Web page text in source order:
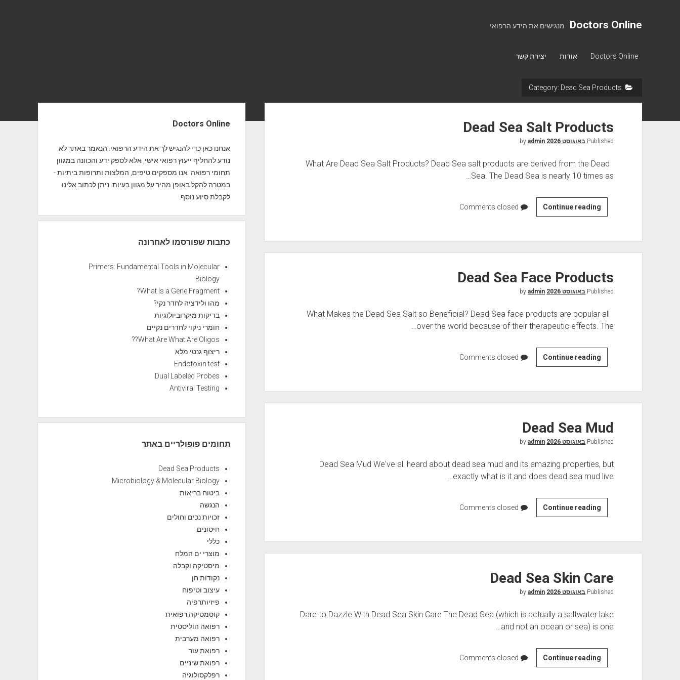
Doctors Online מנגישים את הידע הרפואי
Doctors Online אודות יצירת קשר
Dead Sea Products
Dead Sea Salt Products
Published באוגוסט 2026 admin
What Are Dead Sea Salt Products? Dead Sea salt products are derived from the Dead
Sea. The Dead Sea is nearly 10 times as…
Continue reading
e
d
S
a
S
l
t
o
s
Dead Sea Face Products
Published באוגוסט 2026 admin
What Makes the Dead Sea Salt so Beneficial? Dead Sea face products are popular all
over the world because of their therapeutic effects. The…
Continue reading
e
d
S
a
F
c
e
o
s
Dead Sea Mud
Published באוגוסט 2026 admin
Dead Sea Mud We've all heard about dead sea mud and its amazing properties, but
exactly what is it and does dead sea mud live…
Continue reading
e
d
S
a
M
d
Dead Sea Skin Care
Published באוגוסט 2026 admin
Dare to Dazzle With Dead Sea Skin Care The Dead Sea (which is actually a saltwater lake
and not an ocean or sea) is one…
Continue reading
e
r
Doctors Online
אנחנו כאן כדי להנגיש לך את הידע הרפואי. הנאמר באתר לא
נודע להחליף ייעוץ רפואי אישי, אלא לספק ידע והכוונה במגוון
תחומי רפואה. אנו מספקים טיפים, המלצות ותרופות ביתיות -
במטרה להקל באופן מהיר על מגוון בעיות. ניתן לכתוב אלינו
לקבלת סיוע נוסף.
כתבות שפורסמו לאחרונה
Primers: Fundamental Tools in Molecular
Biology
What Is a Gene Fragment?
מהו ולידציה לחדר נקי?
בדיקות מיקרוביולוגיות
חומרי ניקוי לחדרים נקיים
What Are What Are Oligos??
ריצוף גנטי מלא
Endotoxin test
Dual Labeled Probes
Antiviral Testing
תחומים פופולריים באתר
Dead Sea Products
Microbiology & Molecular Biology
ביטוח בריאות
הנגשה
זכויות נכים וחולים
חיסונים
כללי
מוצרי ים המלח
מיסטיקה וקבלה
נקודות חן
עיצוב וטיפוח
פיזיותרפיה
קוסמטיקה רפואית
רפואה הוליסטית
רפואה מערבית
רפואת עור
רפואת שיניים
רפלקסולוגיה